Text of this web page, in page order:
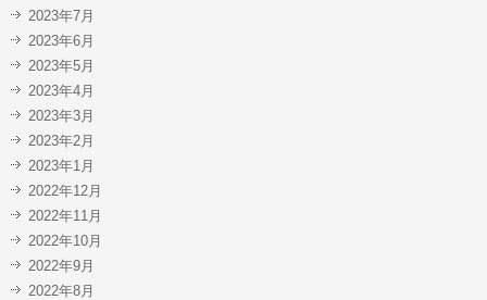
2023年7月
2023年6月
2023年5月
2023年4月
2023年3月
2023年2月
2023年1月
2022年12月
2022年11月
2022年10月
2022年9月
2022年8月